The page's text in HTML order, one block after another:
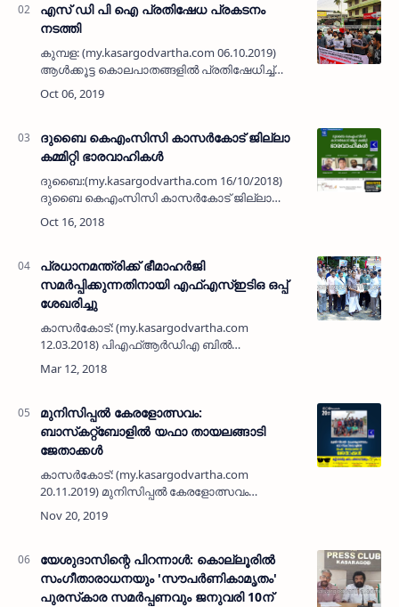
പാര്‍ലമെ…
എസ് ഡി പി ഐ പ്രതിഷേധ പ്രകടനം
നടത്തി
കുമ്പള: (my.kasargodvartha.com 06.10.2019)
ആള്‍ക്കൂട്ട കൊലപാതങ്ങളില്‍ പ്രതിഷേധിച്ച്
പ്രധാനമന്ത്രിക്ക് തുറന്ന കത്ത് എഴുതിയ 49
സാംസ്‌കാരിക നായകര്‍ക്കെതിരെ രാജ്യദ്രോഹ
ദുബൈ കെഎംസിസി കാസര്‍കോട് ജില്ലാ
കമ്മിറ്റി ഭാരവാഹികള്‍
ദുബൈ:(my.kasargodvartha.com 16/10/2018)
ദുബൈ കെഎംസിസി കാസര്‍കോട് ജില്ലാ
കമ്മിറ്റി 2018-2021 കാലയളവിലേക്കുള്ള
ഭാരവാഹികളെ തെരഞ്ഞെടുത്തു. പ്രസിഡന്റായി
പ്രധാനമന്ത്രിക്ക് ഭീമാഹര്‍ജി
സമര്‍പ്പിക്കുന്നതിനായി എഫ്എസ്ഇടിഒ ഒപ്പ്
ശേഖരിച്ചു
കാസര്‍കോട്: (my.kasargodvartha.com
12.03.2018) പിഎഫ്ആര്‍ഡിഎ ബില്‍
പിന്‍വലിക്കുക, കരാര്‍ നിയമനം
അവസാനിപ്പിക്കുക എന്നീ ആവശ്യങ്ങള്‍
മുനിസിപ്പല്‍ കേരളോത്സവം:
ബാസ്‌കറ്റ്‌ബോളില്‍ യഫാ തായലങ്ങാടി
ജേതാക്കള്‍
കാസര്‍കോട്: (my.kasargodvartha.com
20.11.2019) മുനിസിപ്പല്‍ കേരളോത്സവം
ബാസ്‌കറ്റ്‌ബോളില്‍ യഫാ തായലങ്ങാടി
ജേതാക്കള്‍. തുടര്‍ച്ചയായി രണ്ടാം തവണയാണ്
യേശുദാസിന്റെ പിറന്നാള്‍: കൊല്ലൂരില്‍
സംഗീതാരാധനയും 'സൗപര്‍ണികാമൃതം'
പുരസ്‌കാര സമര്‍പ്പണവും ജനുവരി 10ന്